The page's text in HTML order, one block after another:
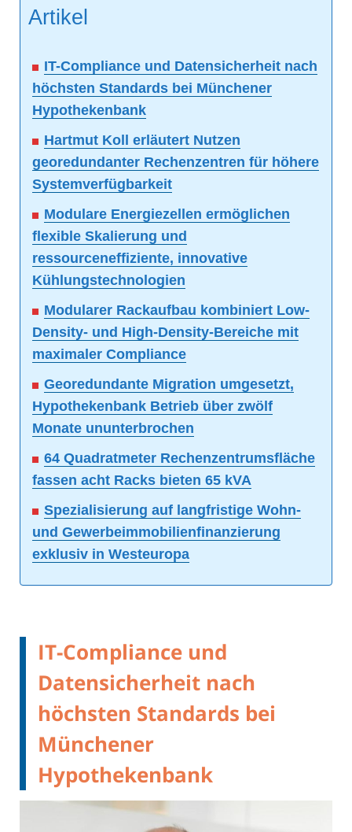
Artikel
IT-Compliance und Datensicherheit nach
höchsten Standards bei Münchener
Hypothekenbank
Hartmut Koll erläutert Nutzen
georedundanter Rechenzentren für höhere
Systemverfügbarkeit
Modulare Energiezellen ermöglichen
flexible Skalierung und
ressourceneffiziente, innovative
Kühlungstechnologien
Modularer Rackaufbau kombiniert Low-
Density- und High-Density-Bereiche mit
maximaler Compliance
Georedundante Migration umgesetzt,
Hypothekenbank Betrieb über zwölf
Monate ununterbrochen
64 Quadratmeter Rechenzentrumsfläche
fassen acht Racks bieten 65 kVA
Spezialisierung auf langfristige Wohn-
und Gewerbeimmobilienfinanzierung
exklusiv in Westeuropa
IT-Compliance und
Datensicherheit nach
höchsten Standards bei
Münchener
Hypothekenbank